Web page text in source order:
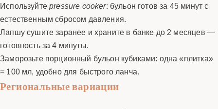
Используйтеpressure cooker: бульон готов за 45 минут с
естественным сбросом давления.
Лапшу сушите заранее и храните в банке до 2 месяцев —
готовность за 4 минуты.
Заморозьте порционный бульон кубиками: одна «плитка»
= 100 мл, удобно для быстрого ланча.
Региональные вариации